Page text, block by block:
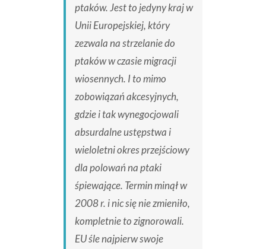
ptaków. Jest to jedyny kraj w
Unii Europejskiej, który
zezwala na strzelanie do
ptaków w czasie migracji
wiosennych. I to mimo
zobowiązań akcesyjnych,
gdzie i tak wynegocjowali
absurdalne ustępstwa i
wieloletni okres przejściowy
dla polowań na ptaki
śpiewające. Termin minął w
2008 r. i nic się nie zmieniło,
kompletnie to zignorowali.
EU śle najpierw swoje